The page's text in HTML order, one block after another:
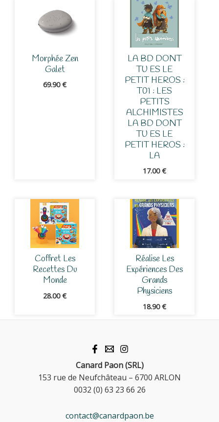
Morphée Zen
Galet
69.90€
LA BD DONT
TU ES LE
PETIT HEROS :
T01 : LES
PETITS
ALCHIMISTES
LA BD DONT
TU ES LE
PETIT HEROS :
LA
17.00€
Coffret Les
Recettes Du
Monde
28.00€
Réalise Les
Expériences Des
Grands
Physiciens
18.90€
Canard Paon (SRL)
153 rue de Neufchâteau – 6700 ARLON
0032 (0) 63 23 66 26
contact@canardpaon.be